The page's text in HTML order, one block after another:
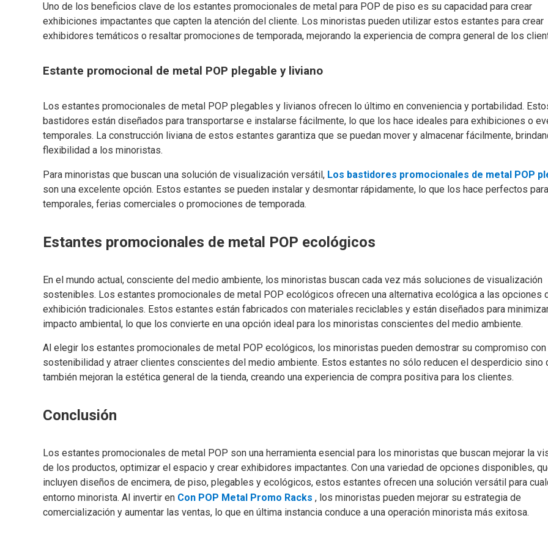
Uno de los beneficios clave de los estantes promocionales de metal para POP de piso es su capacidad para crear
exhibiciones impactantes que capten la atención del cliente. Los minoristas pueden utilizar estos estantes para crear
exhibidores temáticos o resaltar promociones de temporada, mejorando la experiencia de compra general de los
Estante promocional de metal POP plegable y liviano
Los estantes promocionales de metal POP plegables y livianos ofrecen lo último en conveniencia y portabilidad.
bastidores están diseñados para transportarse e instalarse fácilmente, lo que los hace ideales para exhibiciones o
temporales. La construcción liviana de estos estantes garantiza que se puedan mover y almacenar fácilmente,
flexibilidad a los minoristas.
Para minoristas que buscan una solución de visualización versátil, Los bastidores promocionales de metal POP
son una excelente opción. Estos estantes se pueden instalar y desmontar rápidamente, lo que los hace perfectos
temporales, ferias comerciales o promociones de temporada.
Estantes promocionales de metal POP ecológicos
En el mundo actual, consciente del medio ambiente, los minoristas buscan cada vez más soluciones de visualización
sostenibles. Los estantes promocionales de metal POP ecológicos ofrecen una alternativa ecológica a las opciones
exhibición tradicionales. Estos estantes están fabricados con materiales reciclables y están diseñados para
impacto ambiental, lo que los convierte en una opción ideal para los minoristas conscientes del medio ambiente.
Al elegir los estantes promocionales de metal POP ecológicos, los minoristas pueden demostrar su compromiso con
sostenibilidad y atraer clientes conscientes del medio ambiente. Estos estantes no sólo reducen el desperdicio sino
también mejoran la estética general de la tienda, creando una experiencia de compra positiva para los clientes.
Conclusión
Los estantes promocionales de metal POP son una herramienta esencial para los minoristas que buscan mejorar la
de los productos, optimizar el espacio y crear exhibidores impactantes. Con una variedad de opciones disponibles,
incluyen diseños de encimera, de piso, plegables y ecológicos, estos estantes ofrecen una solución versátil para
entorno minorista. Al invertir en Con POP Metal Promo Racks , los minoristas pueden mejorar su estrategia de
comercialización y aumentar las ventas, lo que en última instancia conduce a una operación minorista más exitosa.